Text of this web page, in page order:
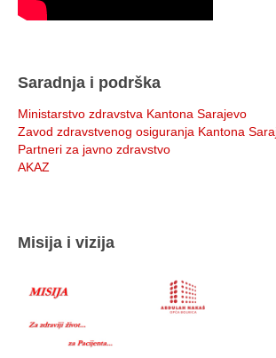
Saradnja i podrška
Ministarstvo zdravstva Kantona Sarajevo
Zavod zdravstvenog osiguranja Kantona
Partneri za javno zdravstvo
AKAZ
Misija i vizija